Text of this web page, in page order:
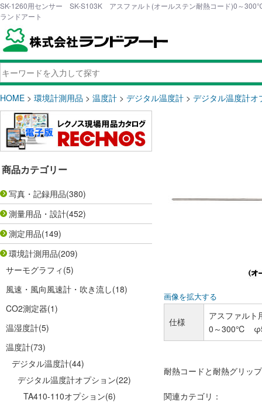
SK-1260用センサー SK-S103K アスファルト(オールステン耐熱コード)0～
ランドアート
HOME > 環境計測用品 > 温度計 > デジタル温度計 > デジタル温度計オ
商品カテゴリー
写真・記録用品(380)
測量用品・設計(452)
測定用品(149)
環境計測用品(209)
サーモグラフィ (5)
風速・風向風速計・吹き流し(18)
CO2測定器(1)
温湿度計(5)
温度計(73)
デジタル温度計(44)
デジタル温度計オプション(22)
TA410-110オプション(6)
画像を拡大する
仕様
アスファルト
0～300℃
耐熱コードと耐熱グリッ
関連カテゴリ：